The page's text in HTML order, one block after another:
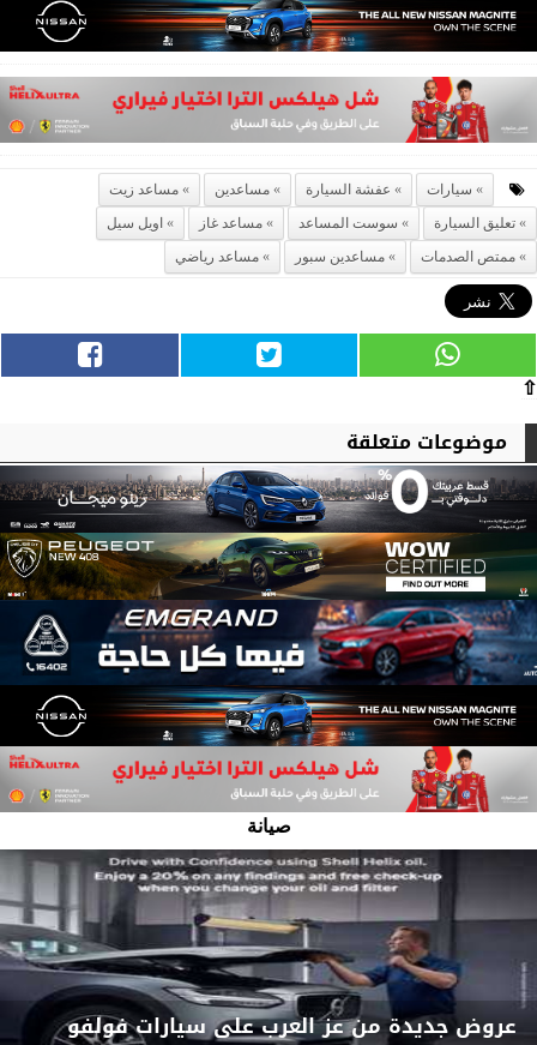
سيارات عفشة السيارة مساعدين
مساعد زيت
تعليق السيارة
سوست المساعد مساعد غاز
اويل سيل
ممتص الصدمات
مساعدين سبور مساعد رياضي
⇧
موضوعات متعلقة
صيانة
عروض جديدة من عز العرب على سيارات فولفو